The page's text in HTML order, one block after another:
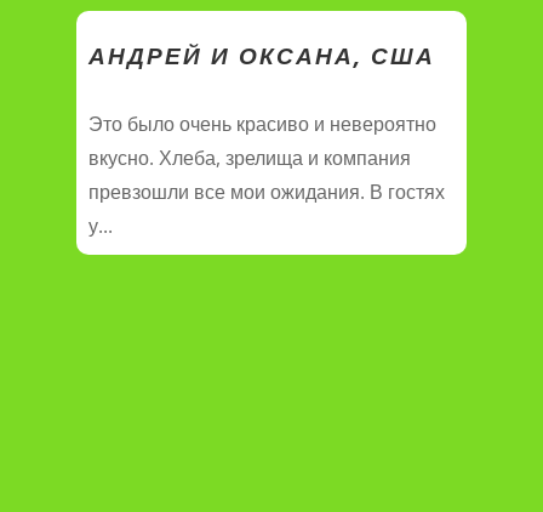
АНДРЕЙ И ОКСАНА, США
Это было очень красиво и невероятно
вкусно. Хлеба, зрелища и компания
превзошли все мои ожидания. В гостях
у...